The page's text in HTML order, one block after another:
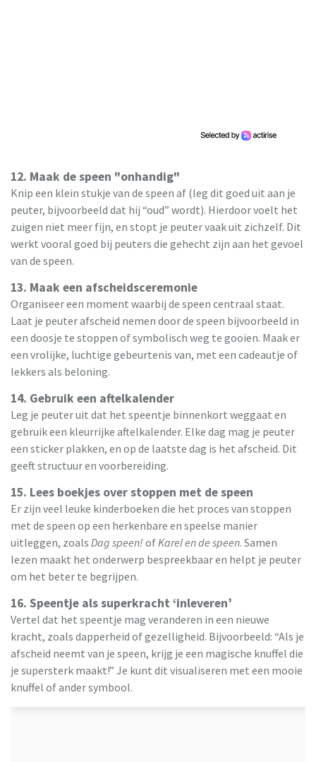
12. Maak de speen "onhandig"
Knip een klein stukje van de speen af (leg dit goed uit aan je
peuter, bijvoorbeeld dat hij “oud” wordt). Hierdoor voelt het
zuigen niet meer fijn, en stopt je peuter vaak uit zichzelf. Dit
werkt vooral goed bij peuters die gehecht zijn aan het gevoel
van de speen.
13. Maak een afscheidsceremonie
Organiseer een moment waarbij de speen centraal staat.
Laat je peuter afscheid nemen door de speen bijvoorbeeld in
een doosje te stoppen of symbolisch weg te gooien. Maak er
een vrolijke, luchtige gebeurtenis van, met een cadeautje of
lekkers als beloning.
14. Gebruik een aftelkalender
Leg je peuter uit dat het speentje binnenkort weggaat en
gebruik een kleurrijke aftelkalender. Elke dag mag je peuter
een sticker plakken, en op de laatste dag is het afscheid. Dit
geeft structuur en voorbereiding.
15. Lees boekjes over stoppen met de speen
Er zijn veel leuke kinderboeken die het proces van stoppen
met de speen op een herkenbare en speelse manier
uitleggen, zoals Dag speen! of Karel en de speen. Samen
lezen maakt het onderwerp bespreekbaar en helpt je peuter
om het beter te begrijpen.
16. Speentje als superkracht ‘inleveren’
Vertel dat het speentje mag veranderen in een nieuwe
kracht, zoals dapperheid of gezelligheid. Bijvoorbeeld: “Als je
afscheid neemt van je speen, krijg je een magische knuffel die
je supersterk maakt!” Je kunt dit visualiseren met een mooie
knuffel of ander symbool.